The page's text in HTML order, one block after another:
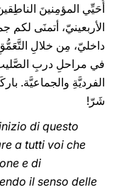
أُحَيِّي المؤمِنينَ
الأربعينيّ، أتمنَى
داخليّ، مِن خلالِ
في مراحلِ دربِ الصَّليب،
الفرديَّةِ والجماعيَّة.
شَرّ!
di questo
a tutti voi che
e di
il senso delle